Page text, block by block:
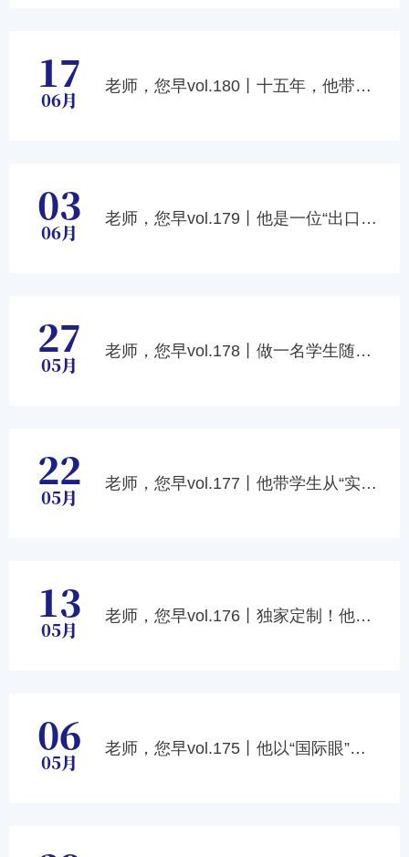
17
06月
老师，您早vol.180丨十五年，他带领学生点亮科普“社”彩
03
06月
老师，您早vol.179丨他是一位“出口成诗”的老师！
27
05月
老师，您早vol.178丨做一名学生随时“被看见”的班主任
22
05月
老师，您早vol.177丨他带学生从“实验室”到“应用场”
13
05月
老师，您早vol.176丨独家定制！他用AI打造智能课堂
06
05月
老师，您早vol.175丨他以“国际眼”带学生走进世界课堂！